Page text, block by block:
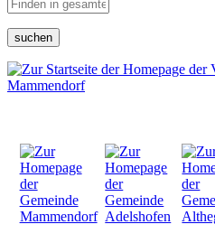
suchen